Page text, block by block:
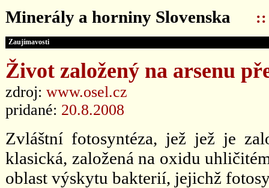
Minerály a horniny Slovenska ::
Zaujímavosti
Život založený na arsenu
zdroj: www.osel.cz
pridané: 20.8.2008
Zvláštní fotosyntéza, jež jež je
klasická, založená na oxidu
oblast výskytu bakterií, jejichž